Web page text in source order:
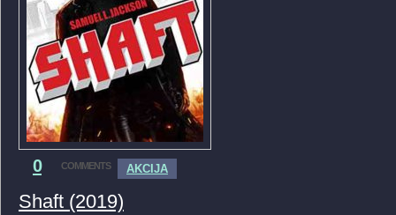
0 COMMENTS AKCIJA
Shaft (2019)